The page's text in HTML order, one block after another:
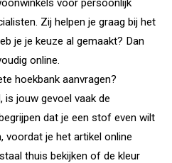
voor persoonlijk
Zij helpen je graag bij het
je je keuze al gemaakt? Dan
online.
hoekbank aanvragen?
is jouw gevoel vaak de
dat je een stof even wilt
voordat je het artikel online
thuis bekijken of de kleur